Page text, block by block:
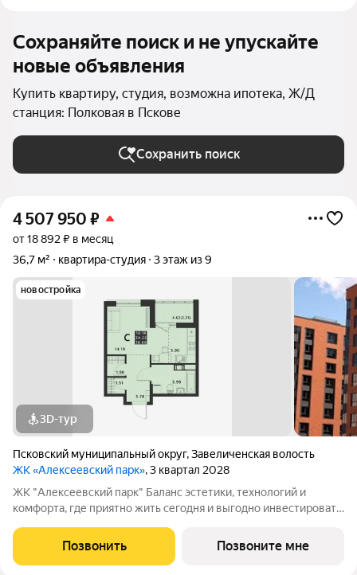
Сохраняйте поиск и не упускайте
новые объявления
Купить квартиру, студия, возможна ипотека, Ж/Д
станция: Полковая в Пскове
Сохранить поиск
4 507 950 ₽
от 18 892 ₽ в месяц
36,7 м²
квартира-студия 3 этаж из 9
новостройка
3D-тур
Псковский муниципальный округ,Завеличенская волость
ЖК «Алексеевский парк», 3 квартал 2028
ЖК "Алексеевский парк" Баланс эстетики, технологий и
комфорта, где приятно жить сегодня и выгодно инвестировать
современный проект комфорт класса в развивающемся
районе дальнего Завеличья. Дом выполнен в
Позвонить Позвоните мне